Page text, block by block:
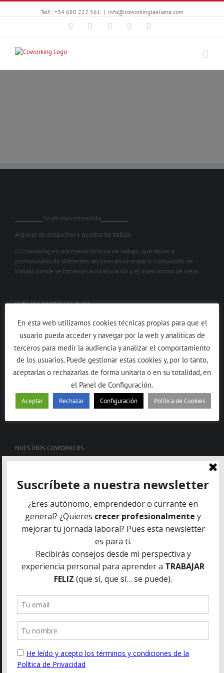
Telf.: +34 680 222 561 | info@coworkinglaeliana.com
FacebookTwitterYouTubeInstagramGoogle+
___________Tu oficina compartida___________
Alquiler de despachos y puestos de trabajo.
El coworking es una nueva fórmula de trabajo, que reúne a
profesionales de diferentes sectores en un espacio compartido de
trabajo, donde se fomenta la colaboración y el intercambio de ideas.
ÚLTIMOS POST EN EL BLOG
DISFRUTAR EL PLACER DE NO HACER NADA
SENTIRSE PEQUEÑO
ME SIENTO COPIADA
4º ANIVERSARIO COWORKERO
HOY CUMPLO 4
NUESTROS COWORKERS
QUIENES SOMOS
INFORMACIÓN DE CONTACTO
Oficina Central: C/Francisco Alcaide 25, 46183 La Eliana (Valencia)
Mobile: +34 680 222 561
info@coworkinglaeliana.com
Web:www.coworkinglaeliana.com
POLÍTICA DE PRIVACIDAD
En esta web utilizamos cookies técnicas propias para que el
usuario pueda acceder y navegar por la web y analíticas de
terceros para medir la audiencia y analizar el comportamiento
de los usuarios. Puede gestionar estas cookies y, por lo tanto,
aceptarlas o rechazarlas de forma unitaria o en su totalidad, en
el Panel de Configuración.
Aceptar Rechazar Configuración Política de Cookies